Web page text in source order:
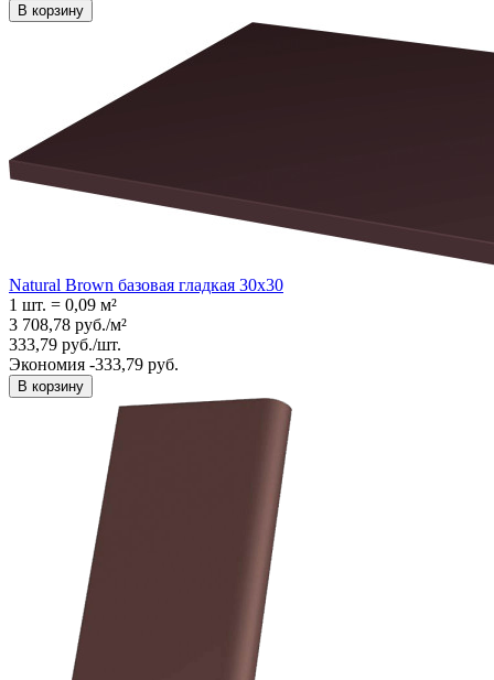
В корзину
Natural Brown базовая гладкая 30x30
1 шт. = 0,09 м²
3 708,78 руб./м²
333,79 руб./шт.
Экономия -333,79 руб.
В корзину